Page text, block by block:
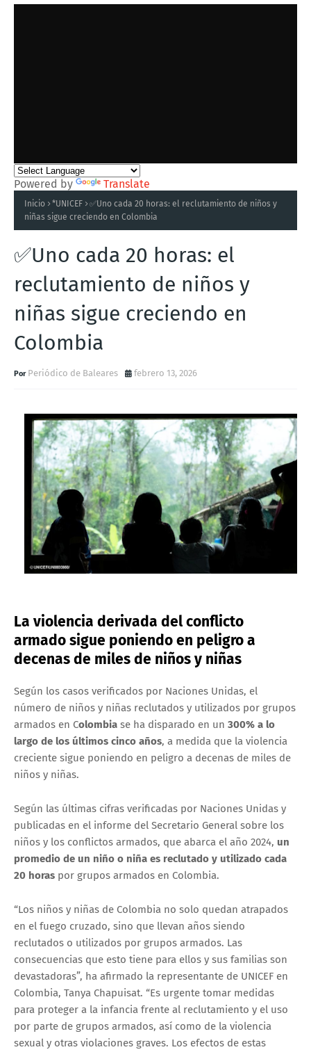
Powered by Translate
Inicio *UNICEF
✅Uno cada 20 horas: el reclutamiento de niños y
niñas sigue creciendo en Colombia
✅Uno cada 20 horas: el
reclutamiento de niños y
niñas sigue creciendo en
Colombia
Periódico de Baleares febrero 13, 2026
La violencia derivada del conflicto
armado sigue poniendo en peligro a
decenas de miles de niños y niñas
Según los casos verificados por Naciones Unidas, el
número de niños y niñas reclutados y utilizados por grupos
armados en Colombia se ha disparado en un 300% a lo
largo de los últimos cinco años, a medida que la violencia
creciente sigue poniendo en peligro a decenas de miles de
niños y niñas.
Según las últimas cifras verificadas por Naciones Unidas y
publicadas en el informe del Secretario General sobre los
niños y los conflictos armados, que abarca el año 2024, un
promedio de un niño o niña es reclutado y utilizado cada
20 horas por grupos armados en Colombia.
“Los niños y niñas de Colombia no solo quedan atrapados
en el fuego cruzado, sino que llevan años siendo
reclutados o utilizados por grupos armados. Las
consecuencias que esto tiene para ellos y sus familias son
devastadoras”, ha afirmado la representante de UNICEF en
Colombia, Tanya Chapuisat. “Es urgente tomar medidas
para proteger a la infancia frente al reclutamiento y el uso
por parte de grupos armados, así como de la violencia
sexual y otras violaciones graves. Los efectos de estas